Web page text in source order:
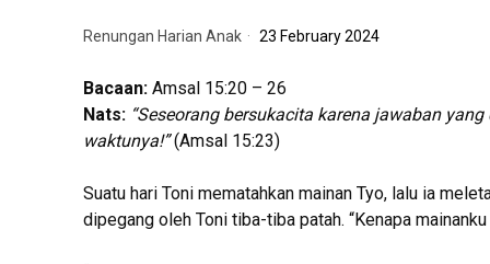
Renungan Harian Anak 23 February 2024
Bacaan:Amsal 15:20 – 26
Nats: “Seseorang bersukacita karena jawaban
waktunya!”(Amsal 15:23)
Suatu hari Toni mematahkan mainan Tyo, lalu ia
dipegang oleh Toni tiba-tiba patah. “Kenapa